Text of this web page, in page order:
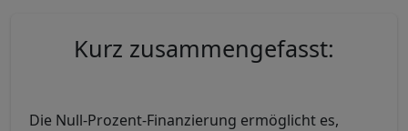
Kurz zusammengefasst:
Die Null-Prozent-Finanzierung ermöglicht es,